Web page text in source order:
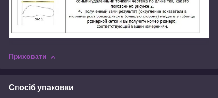
Приховати
Спосіб упаковки